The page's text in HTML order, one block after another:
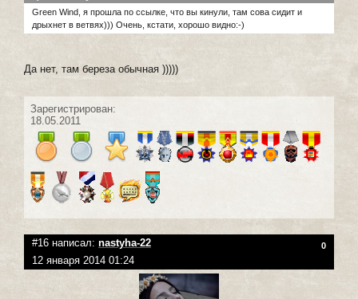
Green Wind, я прошла по ссылке, что вы кинули, там сова сидит и
дрыхнет в ветвях))) Очень, кстати, хорошо видно:-)
Да нет, там береза обычная )))))
Зарегистрирован:
18.05.2011
#16 написал: nastyha-22 0
12 января 2014 01:24